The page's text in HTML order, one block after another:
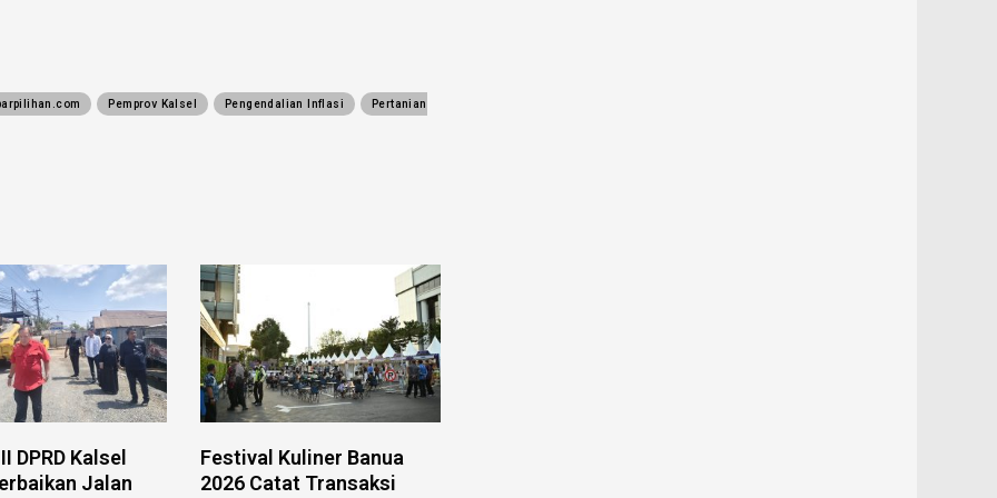
Pemprov Kalsel Pengendalian Inflasi Pertanian
DPRD Kalsel
Jalan
Festival Kuliner Banua
2026 Catat Transaksi